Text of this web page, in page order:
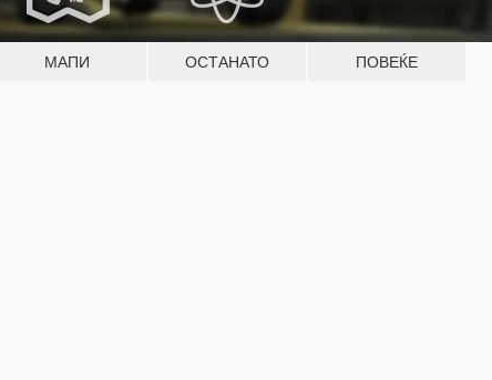
МАПИ ОСТАНАТО ПОВЕЌЕ